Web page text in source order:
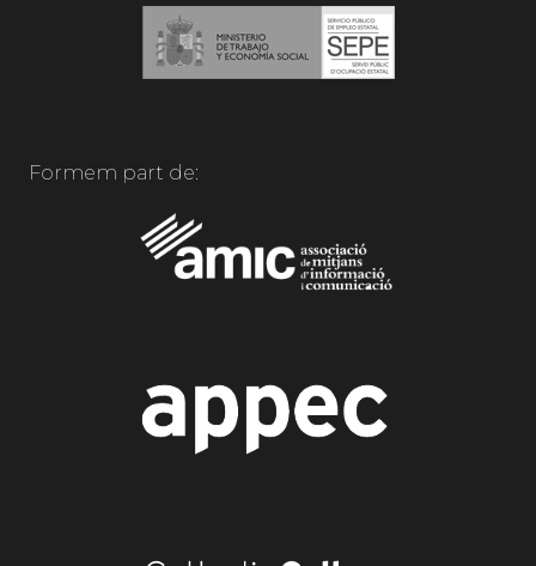
Formem part de: